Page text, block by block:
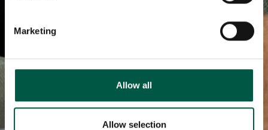
Identify your device by actively scanning it for
Find out more about how your personal data is processed
We use cookies to personalise content and ads, to
We also share information about your use of our site with
our social media, advertising and analytics partners who
Marketing
Allow all
Allow selection